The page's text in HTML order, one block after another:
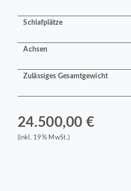
Schlafplätze
Achsen
Zulässiges Gesamtgewicht
24.500,00 €
(inkl. 19% MwSt.)